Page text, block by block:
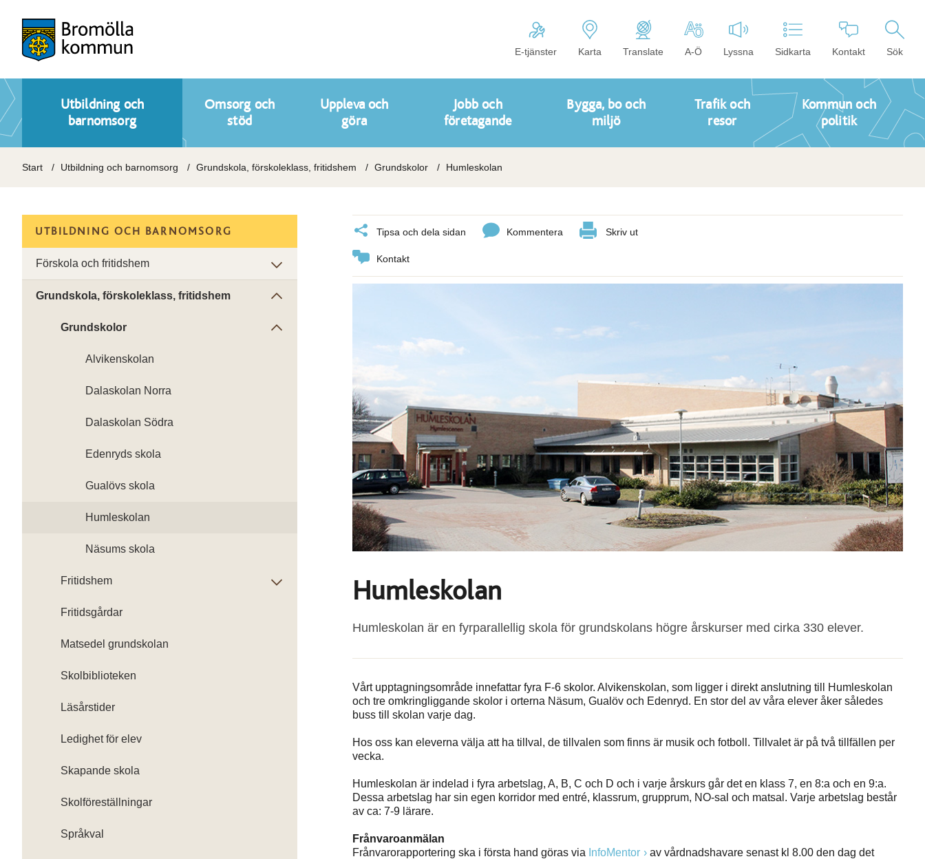
E-tjänster Karta Translate A-Ö Lyssna Sidkarta Kontakt Sök
Utbildning och
barnomsorg
Omsorg och
stöd
Uppleva och
göra
Jobb och
företagande
Bygga, bo och
miljö
Trafik och
resor
Kommun och
politik
Start Utbildning och barnomsorg Grundskola, förskoleklass, fritidshem Grundskolor Humleskolan
Tipsa och dela sidan Kommentera Skriv ut
Kontakt
Humleskolan
Humleskolan är en fyrparallellig skola för grundskolans högre årskurser med cirka 330 elever.
Vårt upptagningsområde innefattar fyra F-6 skolor. Alvikenskolan, som ligger i direkt anslutning till Humleskolan
och tre omkringliggande skolor i orterna Näsum, Gualöv och Edenryd. En stor del av våra elever åker således
buss till skolan varje dag.
Hos oss kan eleverna välja att ha tillval, de tillvalen som finns är musik och fotboll. Tillvalet är på två tillfällen per
vecka.
Humleskolan är indelad i fyra arbetslag, A, B, C och D och i varje årskurs går det en klass 7, en 8:a och en 9:a.
Dessa arbetslag har sin egen korridor med entré, klassrum, grupprum, NO-sal och matsal. Varje arbetslag består
av ca: 7-9 lärare.
Frånvaroanmälan
Frånvarorapportering ska i första hand göras via InfoMentor
av vårdnadshavare senast kl 8.00 den dag det
UTBILDNING OCH BARNOMSORG
Förskola och fritidshem
Grundskola, förskoleklass, fritidshem
Grundskolor
Alvikenskolan
Dalaskolan Norra
Dalaskolan Södra
Edenryds skola
Gualövs skola
Humleskolan
Näsums skola
Fritidshem
Fritidsgårdar
Matsedel grundskolan
Skolbiblioteken
Läsårstider
Ledighet för elev
Skapande skola
Skolföreställningar
Språkval